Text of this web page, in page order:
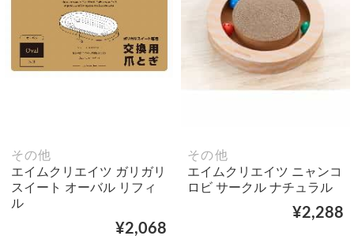
その他
エイムクリエイツ ガリガリ
スイート オーバル リフィ
ル
¥2,068
その他
エイムクリエイツ ニャンコ
ロビ サークル ナチュラル
¥2,288